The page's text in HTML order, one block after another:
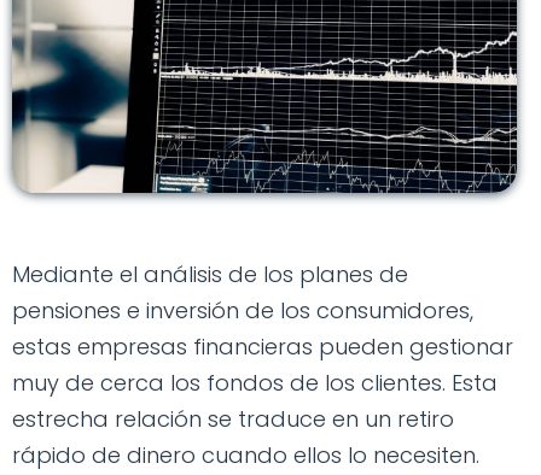
Mediante el análisis de los planes de
pensiones e inversión de los consumidores,
estas empresas financieras pueden gestionar
muy de cerca los fondos de los clientes. Esta
estrecha relación se traduce en un retiro
rápido de dinero cuando ellos lo necesiten.